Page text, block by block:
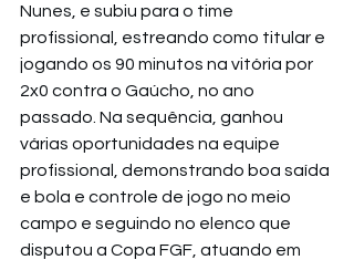
Nunes, e subiu para o time
profissional, estreando como titular e
jogando os 90 minutos na vitória por
2x0 contra o Gaúcho, no ano
passado. Na sequência, ganhou
várias oportunidades na equipe
profissional, demonstrando boa saída
e bola e controle de jogo no meio
campo e seguindo no elenco que
disputou a Copa FGF, atuando em